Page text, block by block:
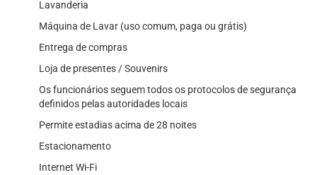
Lavanderia
Máquina de Lavar (uso comum, paga ou grátis)
Entrega de compras
Loja de presentes / Souvenirs
Os funcionários seguem todos os protocolos de segurança
definidos pelas autoridades locais
Permite estadias acima de 28 noites
Estacionamento
Internet Wi-Fi